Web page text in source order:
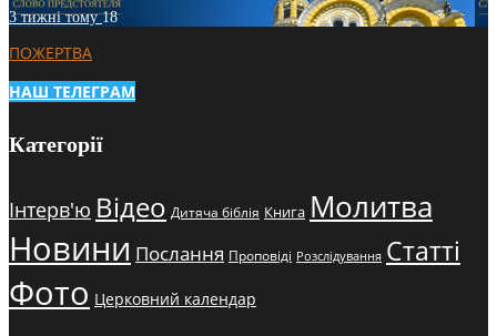
3 тижні тому18
ПОЖЕРТВА
НАШ ТЕЛЕГРАМ
Категорії
Інтерв'ю Відео Дитяча біблія Книга Молитва
Новини Послання Проповіді Розслідування Статті
Фото Церковний календар